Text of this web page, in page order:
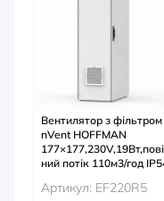
Вентилятор з фільтром
nVent HOFFMAN
ний потік 110м3/год
Артикул: EF220R5